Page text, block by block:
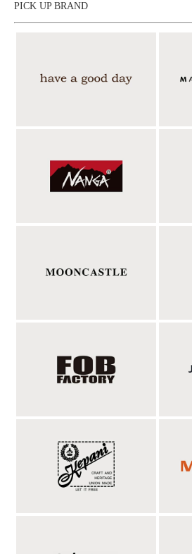
も原型はあまり感じさせないなと思い
から見たらとにかくカッコいい一着。
位置まで縫製され、その位置でアーム
白い作り。わかりやすく説明するのは
たらと。とても複雑なパターン・裁断
はアジャスターでシルエットを調整可
ブレラヨークのようなフラシ仕様のヨ
存在感と遊び心を演出。身頃の裏地は
PICK UP BRAND